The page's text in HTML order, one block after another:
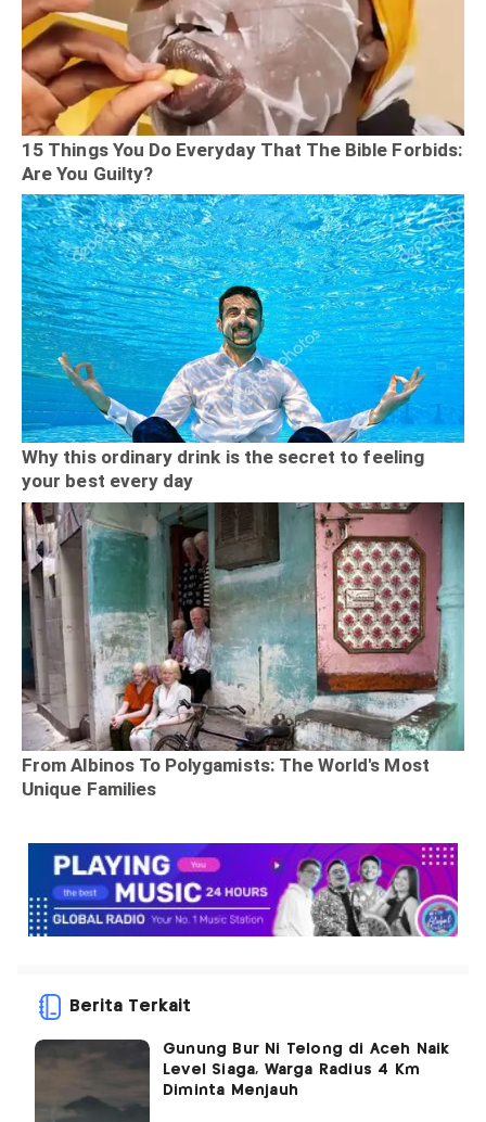
Berita Terkait
Gunung Bur Ni Telong di Aceh Naik
Level Siaga, Warga Radius 4 Km
Diminta Menjauh